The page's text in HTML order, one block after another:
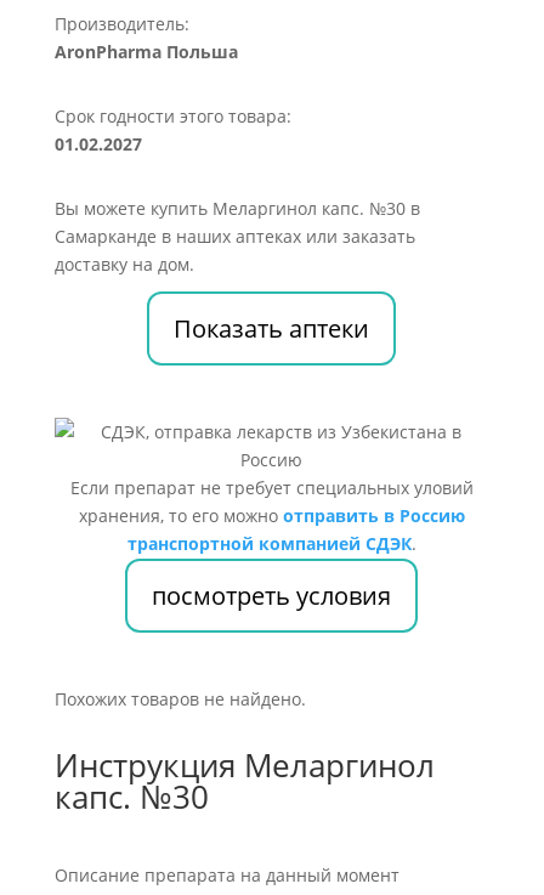
Производитель:
AronPharma Польша
Срок годности этого товара:
01.02.2027
Вы можете купить Меларгинол капс. №30 в
Самарканде в наших аптеках или заказать
доставку на дом.
Показать аптеки
Если препарат не требует специальных уловий
хранения, то его можно отправить в Россию
транспортной компанией СДЭК.
посмотреть условия
Похожих товаров не найдено.
Инструкция Меларгинол
капс. №30
Описание препарата на данный момент